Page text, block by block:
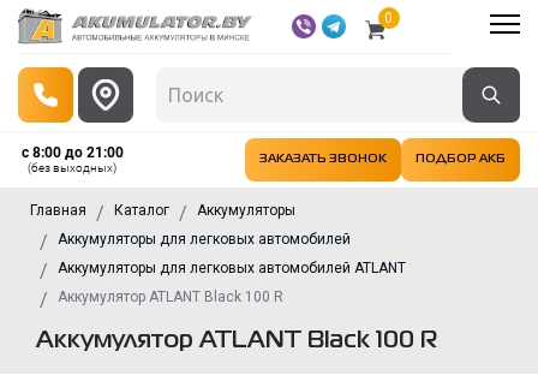
0
с 8:00 до 21:00
(без выходных)
ЗАКАЗАТЬ ЗВОНОК ПОДБОР АКБ
Главная Каталог
Аккумуляторы
Аккумуляторы для легковых автомобилей
Аккумуляторы для легковых автомобилей ATLANT
Аккумулятор ATLANT Black 100 R
Аккумулятор ATLANT Black 100 R